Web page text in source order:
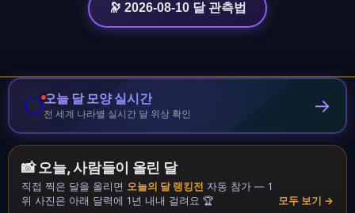
🔭 2026-08-10 달 관측법
🌕오늘 달 모양 실시간
전 세계 나라별 실시간 달 위상 확인 →
📸 오늘, 사람들이 올린 달
직접 찍은 달을 올리면 오늘의 달 랭킹전 자동 참가 — 1
위 사진은 아래 달력에 1년 내내 걸려요 🏆
모두 보기 →